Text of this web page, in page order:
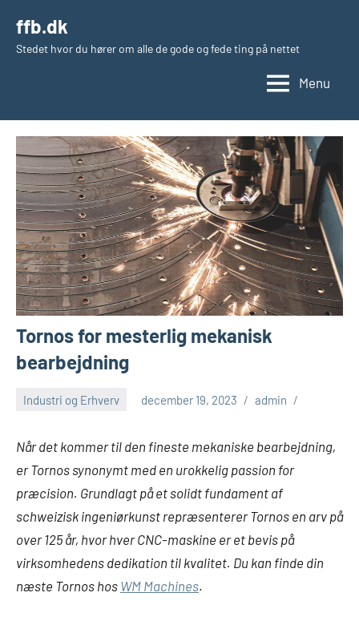
indhold
ffb.dk
Stedet hvor du hører om alle de gode og fede ting på nettet
Menu
Tornos for mesterlig mekanisk
bearbejdning
Industri og Erhverv december 19, 2023 admin
Når det kommer til den fineste mekaniske bearbejdning,
er Tornos synonymt med en urokkelig passion for
præcision. Grundlagt på et solidt fundament af
schweizisk ingeniørkunst repræsenterer Tornos en arv på
over 125 år, hvor hver CNC-maskine er et bevis på
virksomhedens dedikation til kvalitet. Du kan finde din
næste Tornos hos WM Machines.